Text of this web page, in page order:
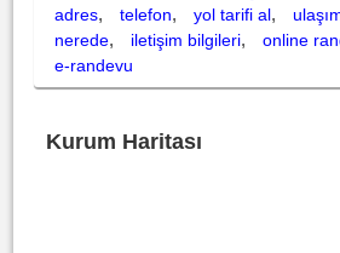
adres, telefon, yol tarifi al,
nerede, iletişim bilgileri, online
e-randevu
Kurum Haritası